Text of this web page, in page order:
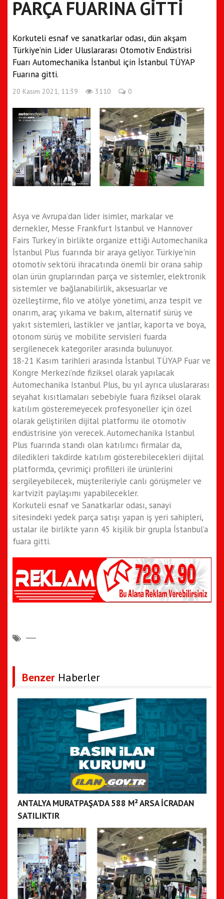
PARÇA FUARINA GİTTİ
Korkuteli esnaf ve sanatkarlar odası, dün akşam
Türkiye’nin Lider Uluslararası Otomotiv Endüstrisi
Fuarı Automechanika İstanbul için İstanbul TÜYAP
Fuarına gitti.
20 Kasım 2021, 11:39 3110 0
Asya ve Avrupa’dan lider isimler, markalar ve
dernekler, Messe Frankfurt Istanbul ve Hannover
Fairs Turkey’in birlikte organize ettiği Automechanika
İstanbul Plus fuarında bir araya geliyor. Türkiye'nin
otomotiv sektörü ihracatında önemli bir orana sahip
olan ürün gruplarından parça ve sistemler, elektronik
sistemler ve bağlanabilirlik, aksesuarlar ve
özelleştirme, filo ve atölye yönetimi, arıza tespit ve
onarım, araç yıkama ve bakım, alternatif sürüş ve
yakıt sistemleri, lastikler ve jantlar, kaporta ve boya,
otonom sürüş ve mobilite servisleri fuarda
sergilenecek kategoriler arasında bulunuyor.
18-21 Kasım tarihleri arasında İstanbul TÜYAP Fuar ve
Kongre Merkezi’nde fiziksel olarak yapılacak
Automechanika Istanbul Plus, bu yıl ayrıca uluslararası
seyahat kısıtlamaları sebebiyle fuara fiziksel olarak
katılım gösteremeyecek profesyoneller için özel
olarak geliştirilen dijital platformu ile otomotiv
endüstrisine yön verecek. Automechanika Istanbul
Plus fuarında standı olan katılımcı firmalar da,
diledikleri takdirde katılım gösterebilecekleri dijital
platformda, çevrimiçi profilleri ile ürünlerini
sergileyebilecek, müşterileriyle canlı görüşmeler ve
kartvizit paylaşımı yapabilecekler.
Korkuteli esnaf ve Sanatkarlar odası, sanayi
sitesindeki yedek parça satışı yapan iş yeri sahipleri,
ustalar ile birlikte yarın 45 kişilik bir grupla İstanbul’a
fuara gitti.
Benzer Haberler
ANTALYA MURATPAŞA'DA 588 M² ARSA İCRADAN
SATILIKTIR